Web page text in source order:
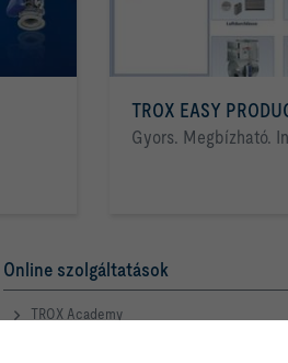
TROX EASY
Gyors. Megbízható.
Online szolgáltatások
TROX Academy